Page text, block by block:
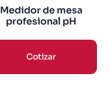
Medidor de mesa
profesional pH
Cotizar